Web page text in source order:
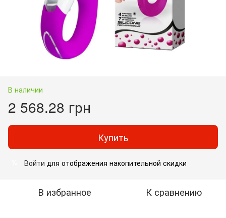
В наличии
2 568.28 грн
Купить
Войти для отображения накопительной скидки
В избранное К сравнению